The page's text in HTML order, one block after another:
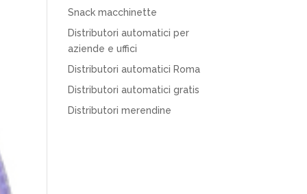
Snack macchinette
Distributori automatici per
aziende e uffici
Distributori automatici Roma
Distributori automatici gratis
Distributori merendine